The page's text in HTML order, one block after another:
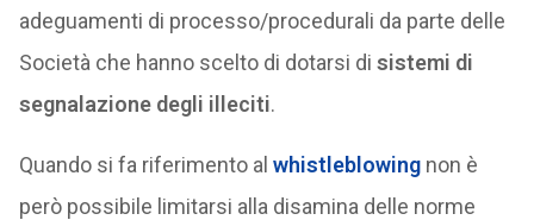
adeguamenti di processo/procedurali da parte delle
Società che hanno scelto di dotarsi di sistemi di
segnalazione degli illeciti.
Quando si fa riferimento al whistleblowing non è
però possibile limitarsi alla disamina delle norme